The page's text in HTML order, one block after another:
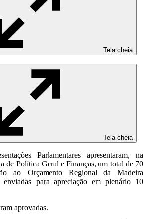
Tela cheia
Tela cheia
Parlamentares apresentaram, na
de Política Geral e Finanças, um total de 70
ao Orçamento Regional da Madeira
para apreciação em plenário 10
aprovadas.